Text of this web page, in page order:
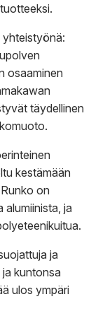
osaaminen
täydellinen
kestämään
on
ja
ja
kuntonsa
ulos ympäri